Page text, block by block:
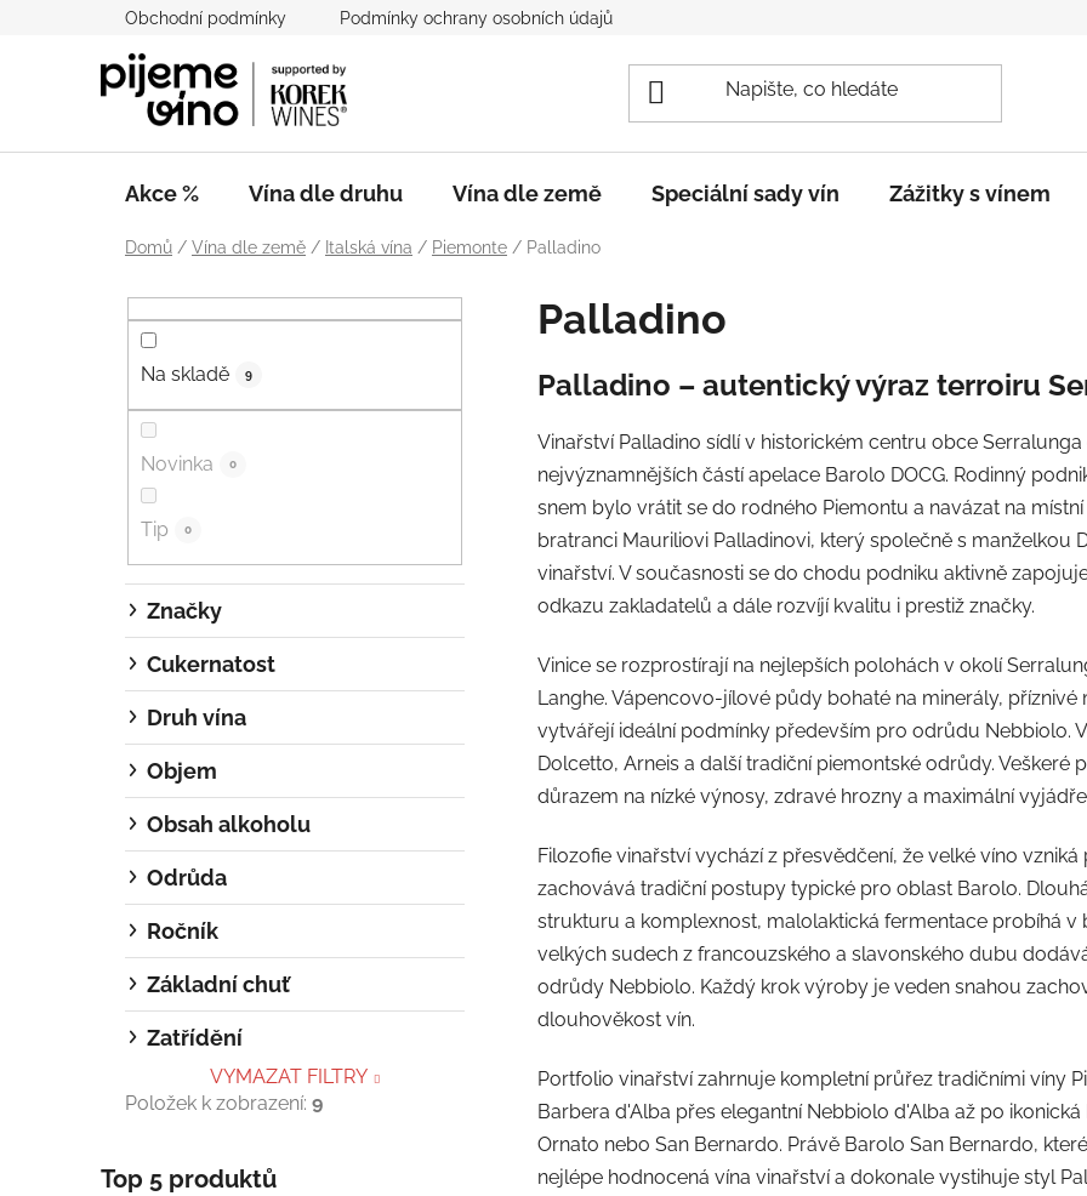
Obchodní podmínky Podmínky ochrany osobních údajů
Akce % Vína dle druhu Vína dle země Speciální sady vín Zážitky s vínem
Domů / Vína dle země / Italská vína / Piemonte / Palladino
Na skladě 9
Novinka 0
Tip 0
Značky
Cukernatost
Druh vína
Objem
Obsah alkoholu
Odrůda
Ročník
Základní chuť
Zatřídění
VYMAZAT FILTRY
Položek k zobrazení: 9
Top 5 produktů
Palladino
Palladino – autentický výraz terroiru
Vinařství Palladino sídlí v historickém centru obce
nejvýznamnějších částí apelace Barolo DOCG. Rodinný
snem bylo vrátit se do rodného Piemontu a navázat na
bratranci Mauriliovi Palladinovi, který společně s manželkou
vinařství. V současnosti se do chodu podniku aktivně
odkazu zakladatelů a dále rozvíjí kvalitu i prestiž značky.
Vinice se rozprostírají na nejlepších polohách v okolí
Langhe. Vápencovo-jílové půdy bohaté na minerály,
vytvářejí ideální podmínky především pro odrůdu Nebbiolo.
Dolcetto, Arneis a další tradiční piemontské odrůdy. Veškeré
důrazem na nízké výnosy, zdravé hrozny a maximální
Filozofie vinařství vychází z přesvědčení, že velké víno
zachovává tradiční postupy typické pro oblast Barolo.
strukturu a komplexnost, malolaktická fermentace probíhá v
velkých sudech z francouzského a slavonského dubu
odrůdy Nebbiolo. Každý krok výroby je veden snahou
dlouhověkost vín.
Portfolio vinařství zahrnuje kompletní průřez tradičními víny
Barbera d'Alba přes elegantní Nebbiolo d'Alba až po
Ornato nebo San Bernardo. Právě Barolo San Bernardo,
nejlépe hodnocená vína vinařství a dokonale vystihuje styl